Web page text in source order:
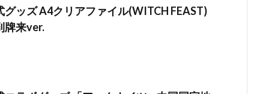
グッズ A4クリアファイル(WITCH FEAST)
牌来ver.